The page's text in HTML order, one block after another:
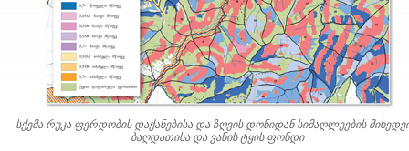
სქემა რუკა ფერდობის დაქანებისა და ზღვის დონიდან სიმაღლეების
ბაღდათისა და ვანის ტყის ფონდი